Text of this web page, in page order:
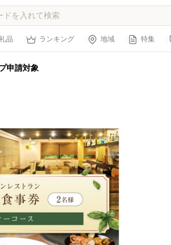
品 ランキング 地域 特集
申請対象